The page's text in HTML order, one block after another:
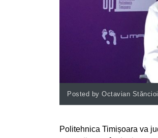
Posted by Octavian
Politehnica Timișoara va